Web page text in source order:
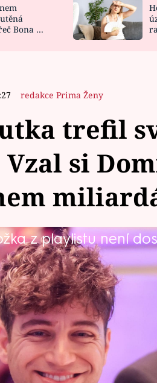
NOVINKY
Bona a
redakce Prima Ženy
trefil
si
z playlistu není
nikdy nechtěl prozrazovat,
svatba s Dominikem
fanynky zaskočila. Milan
nebude zlobit a bude